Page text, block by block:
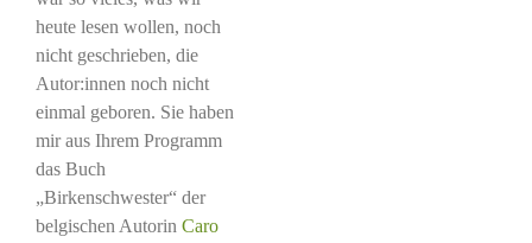
heute lesen wollen, noch
nicht geschrieben, die
Autor:innen noch nicht
einmal geboren. Sie haben
mir aus Ihrem Programm
das Buch
„Birkenschwester“ der
belgischen Autorin Caro